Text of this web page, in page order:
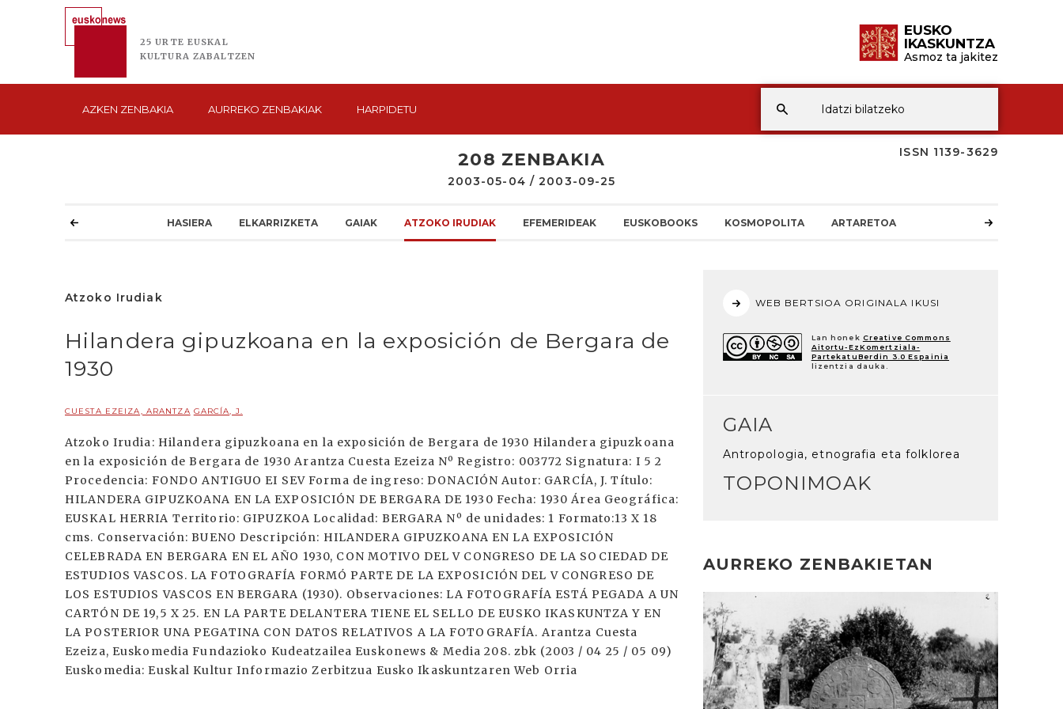
25 URTE EUSKAL
KULTURA ZABALTZEN
EUSKO
IKASKUNTZA
Asmoz ta jakitez
AZKEN ZENBAKIA AURREKO ZENBAKIAK HARPIDETU
ISSN 1139-3629
208 ZENBAKIA
2003-05-04 / 2003-09-25
HASIERA ELKARRIZKETA GAIAK ATZOKO IRUDIAK EFEMERIDEAK EUSKOBOOKS KOSMOPOLITA ARTARETOA
Atzoko Irudiak
Hilandera gipuzkoana en la exposición de Bergara de
1930
CUESTA EZEIZA, ARANTZA GARCÍA, J.
Atzoko Irudia: Hilandera gipuzkoana en la exposición de Bergara de 1930 Hilandera gipuzkoana
en la exposición de Bergara de 1930 Arantza Cuesta Ezeiza Nº Registro: 003772 Signatura: I 5 2
Procedencia: FONDO ANTIGUO EI SEV Forma de ingreso: DONACIÓN Autor: GARCÍA, J. Título:
HILANDERA GIPUZKOANA EN LA EXPOSICIÓN DE BERGARA DE 1930 Fecha: 1930 Área Geográfica:
EUSKAL HERRIA Territorio: GIPUZKOA Localidad: BERGARA Nº de unidades: 1 Formato:13 X 18
cms. Conservación: BUENO Descripción: HILANDERA GIPUZKOANA EN LA EXPOSICIÓN
CELEBRADA EN BERGARA EN EL AÑO 1930, CON MOTIVO DEL V CONGRESO DE LA SOCIEDAD DE
ESTUDIOS VASCOS. LA FOTOGRAFÍA FORMÓ PARTE DE LA EXPOSICIÓN DEL V CONGRESO DE
LOS ESTUDIOS VASCOS EN BERGARA (1930). Observaciones: LA FOTOGRAFÍA ESTÁ PEGADA A UN
CARTÓN DE 19,5 X 25. EN LA PARTE DELANTERA TIENE EL SELLO DE EUSKO IKASKUNTZA Y EN
LA POSTERIOR UNA PEGATINA CON DATOS RELATIVOS A LA FOTOGRAFÍA. Arantza Cuesta
Ezeiza, Euskomedia Fundazioko Kudeatzailea Euskonews & Media 208. zbk (2003 / 04 25 / 05 09)
Euskomedia: Euskal Kultur Informazio Zerbitzua Eusko Ikaskuntzaren Web Orria
WEB BERTSIOA ORIGINALA IKUSI
Lan honek Creative Commons
Aitortu-EzKomertziala-
PartekatuBerdin 3.0 Espainia
lizentzia dauka.
GAIA
Antropologia, etnografia eta folklorea
TOPONIMOAK
AURREKO ZENBAKIETAN
Irakurri